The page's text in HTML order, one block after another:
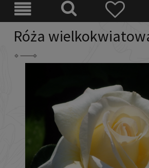
Róża